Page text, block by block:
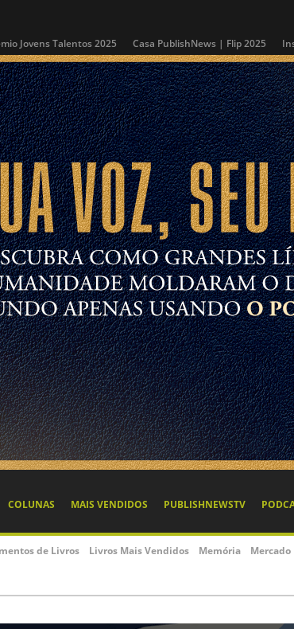
Jovens Talentos 2025 Casa PublishNews | Flip 2025
COLUNAS MAIS VENDIDOS PUBLISHNEWSTV
de Livros Livros Mais Vendidos Memória